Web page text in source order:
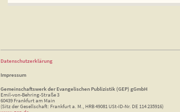
Datenschutzerklärung
Impressum
Gemeinschaftswerk der Evangelischen Publizistik (GEP) gGmbH
Emil-von-Behring-Straße 3
60439 Frankfurt am Main
(Sitz der Gesellschaft: Frankfurt a. M., HRB 49081 USt-ID-Nr. DE 114 235916)